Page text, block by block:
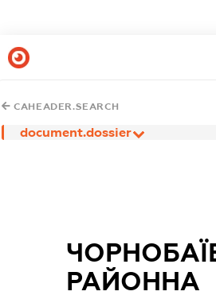
CAHEADER.SEARCH
document.dossier
РАЙОННА